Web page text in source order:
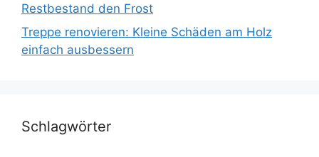
Restbestand den Frost
Treppe renovieren: Kleine Schäden am Holz
einfach ausbessern
Schlagwörter